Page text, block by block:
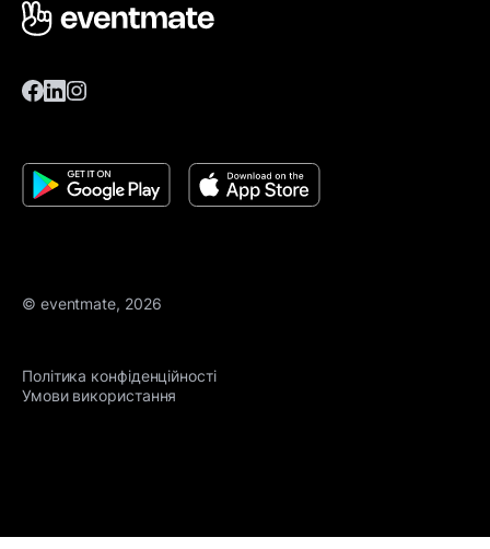
© eventmate, 2026
Політика конфіденційності
Умови використання